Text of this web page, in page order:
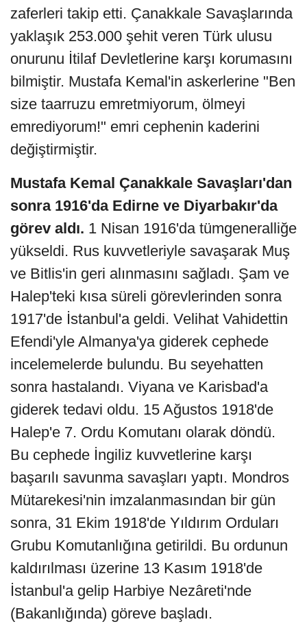
zaferleri takip etti. Çanakkale Savaşlarında
yaklaşık 253.000 şehit veren Türk ulusu
onurunu İtilaf Devletlerine karşı korumasını
bilmiştir. Mustafa Kemal'in askerlerine "Ben
size taarruzu emretmiyorum, ölmeyi
emrediyorum!" emri cephenin kaderini
değiştirmiştir.
Mustafa Kemal Çanakkale Savaşları'dan
sonra 1916'da Edirne ve Diyarbakır'da
görev aldı. 1 Nisan 1916'da tümgeneralliğe
yükseldi. Rus kuvvetleriyle savaşarak Muş
ve Bitlis'in geri alınmasını sağladı. Şam ve
Halep'teki kısa süreli görevlerinden sonra
1917'de İstanbul'a geldi. Velihat Vahidettin
Efendi'yle Almanya'ya giderek cephede
incelemelerde bulundu. Bu seyehatten
sonra hastalandı. Viyana ve Karisbad'a
giderek tedavi oldu. 15 Ağustos 1918'de
Halep'e 7. Ordu Komutanı olarak döndü.
Bu cephede İngiliz kuvvetlerine karşı
başarılı savunma savaşları yaptı. Mondros
Mütarekesi'nin imzalanmasından bir gün
sonra, 31 Ekim 1918'de Yıldırım Orduları
Grubu Komutanlığına getirildi. Bu ordunun
kaldırılması üzerine 13 Kasım 1918'de
İstanbul'a gelip Harbiye Nezâreti'nde
(Bakanlığında) göreve başladı.